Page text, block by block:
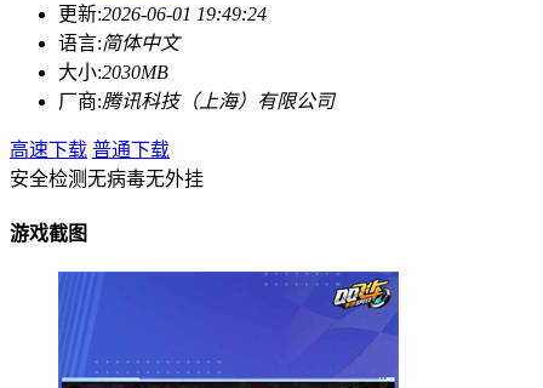
更新:2026-06-01 19:49:24
语言:简体中文
大小:2030MB
厂商:腾讯科技（上海）有限公司
高速下载 普通下载
安全检测无病毒无外挂
游戏截图